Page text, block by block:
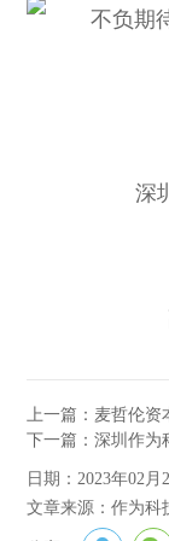
深
上一篇：麦哲伦资
日期：2023年02月
文章来源：作为科